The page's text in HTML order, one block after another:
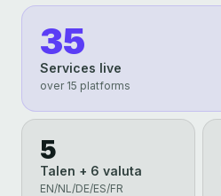
35
Services live
over 15 platforms
5
Talen + 6 valuta
EN/NL/DE/ES/FR